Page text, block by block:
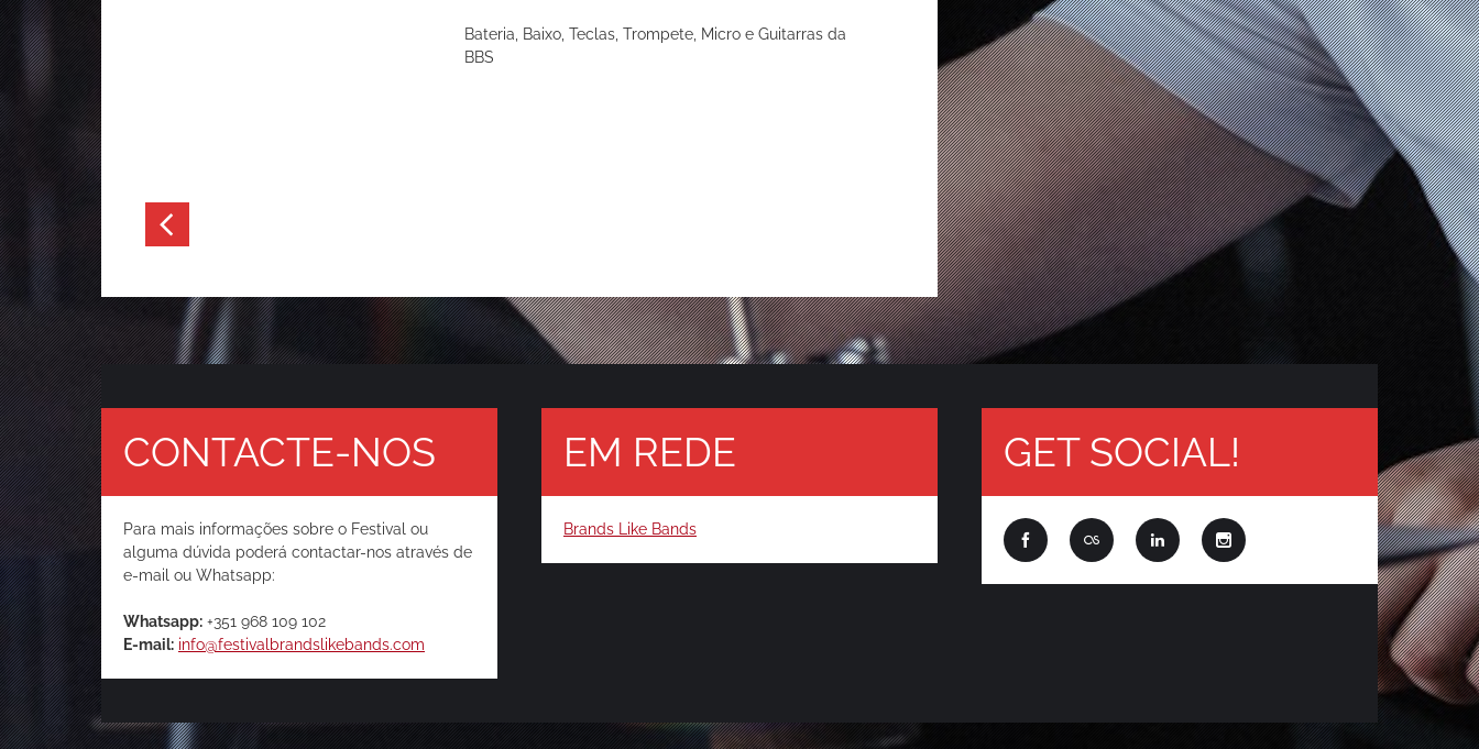
Bateria, Baixo, Teclas, Trompete, Micro e Guitarras da
BBS
CONTACTE-NOS
Para mais informações sobre o Festival ou
alguma dúvida poderá contactar-nos através de
e-mail ou Whatsapp:
Whatsapp: +351 968 109 102
E-mail: info@festivalbrandslikebands.com
EM REDE
Brands Like Bands
GET SOCIAL!